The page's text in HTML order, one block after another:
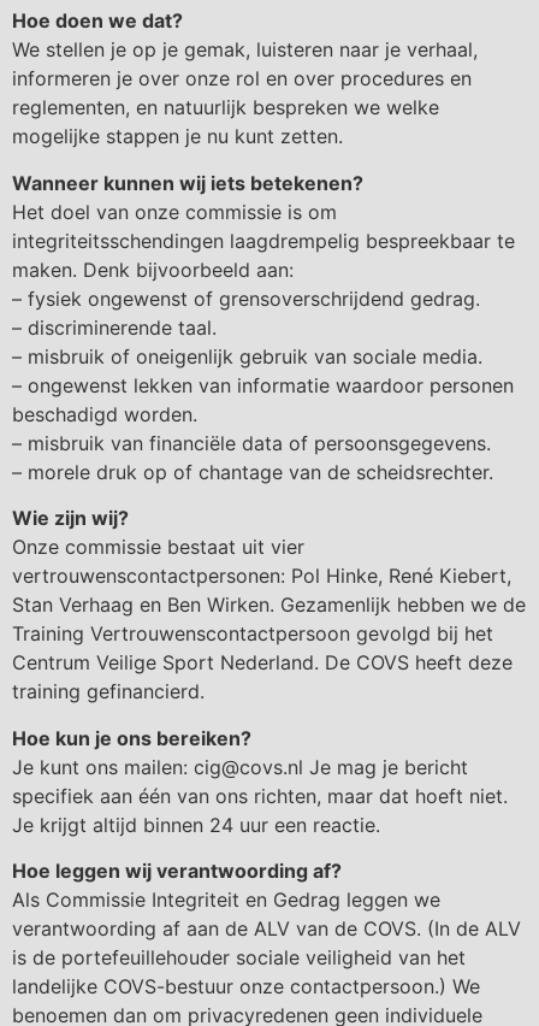
Hoe doen we dat?
We stellen je op je gemak, luisteren naar je verhaal,
informeren je over onze rol en over procedures en
reglementen, en natuurlijk bespreken we welke
mogelijke stappen je nu kunt zetten.
Wanneer kunnen wij iets betekenen?
Het doel van onze commissie is om
integriteitsschendingen laagdrempelig bespreekbaar te
maken. Denk bijvoorbeeld aan:
– fysiek ongewenst of grensoverschrijdend gedrag.
– discriminerende taal.
– misbruik of oneigenlijk gebruik van sociale media.
– ongewenst lekken van informatie waardoor personen
beschadigd worden.
– misbruik van financiële data of persoonsgegevens.
– morele druk op of chantage van de scheidsrechter.
Wie zijn wij?
Onze commissie bestaat uit vier
vertrouwenscontactpersonen: Pol Hinke, René Kiebert,
Stan Verhaag en Ben Wirken. Gezamenlijk hebben we de
Training Vertrouwenscontactpersoon gevolgd bij het
Centrum Veilige Sport Nederland. De COVS heeft deze
training gefinancierd.
Hoe kun je ons bereiken?
Je kunt ons mailen: cig@covs.nl Je mag je bericht
specifiek aan één van ons richten, maar dat hoeft niet.
Je krijgt altijd binnen 24 uur een reactie.
Hoe leggen wij verantwoording af?
Als Commissie Integriteit en Gedrag leggen we
verantwoording af aan de ALV van de COVS. (In de ALV
is de portefeuillehouder sociale veiligheid van het
landelijke COVS-bestuur onze contactpersoon.) We
benoemen dan om privacyredenen geen individuele